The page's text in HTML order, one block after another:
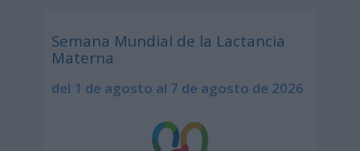
Semana Mundial de la Lactancia
Materna
del 1 de agosto al 7 de agosto de 2026